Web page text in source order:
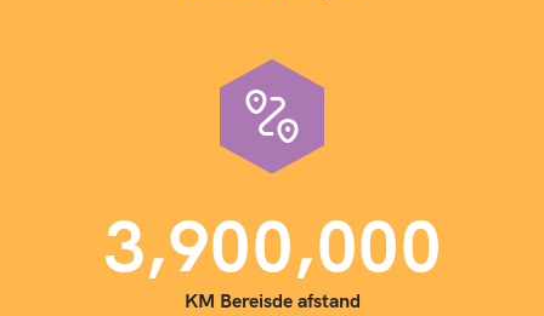
3,900,000
KM Bereisde afstand